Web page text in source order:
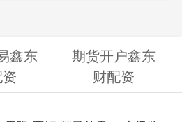
鑫东
期货开户鑫东
财配资